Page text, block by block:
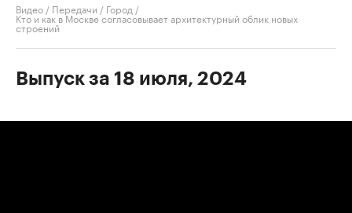
Видео / Передачи / Город /
Кто и как в Москве согласовывает архитектурный облик новых
строений
Выпуск за 18 июля, 2024